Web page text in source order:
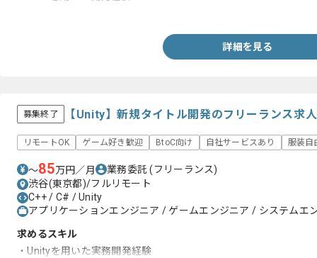
詳細を見る
募集終了 【Unity】新規タイトル開発のフリーランス求
リモートOK ゲーム好き歓迎 BtoC向け 自社サービスあり 服装自
〜85万円／月 業務委託(フリーランス)
渋谷(東京都)/フルリモート
C++ / C# / Unity
アプリケーションエンジニア / ゲームエンジニア / システムエ
求めるスキル
・Unityを用いた実務開発経験